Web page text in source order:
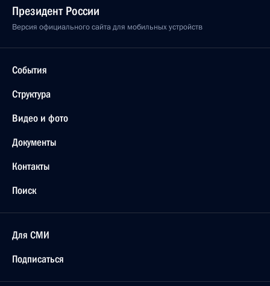
Президент России
Версия официального сайта для мобильных устройств
События
Структура
Видео и фото
Документы
Контакты
Поиск
Для СМИ
Подписаться